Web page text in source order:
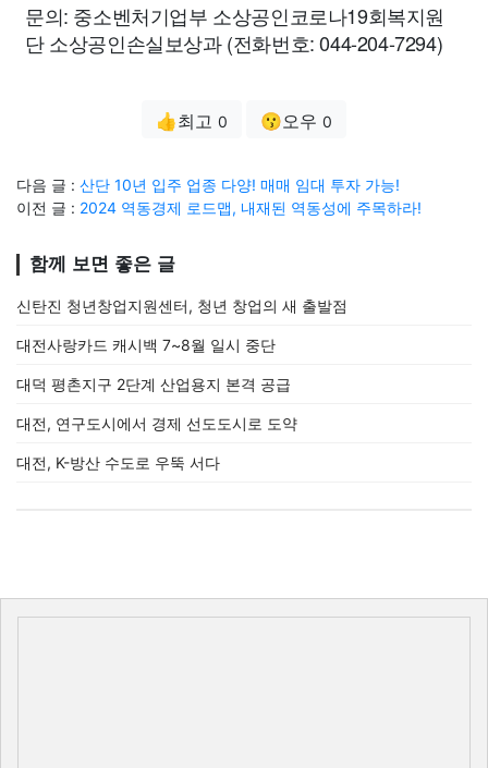
문의: 중소벤처기업부 소상공인코로나19회복지원
단 소상공인손실보상과 (전화번호: 044-204-7294)
👍최고 0 😗오우 0
다음 글 : 산단 10년 입주 업종 다양! 매매 임대 투자 가능!
이전 글 : 2024 역동경제 로드맵, 내재된 역동성에 주목하라!
함께 보면 좋은 글
신탄진 청년창업지원센터, 청년 창업의 새 출발점
대전사랑카드 캐시백 7~8월 일시 중단
대덕 평촌지구 2단계 산업용지 본격 공급
대전, 연구도시에서 경제 선도도시로 도약
대전, K-방산 수도로 우뚝 서다